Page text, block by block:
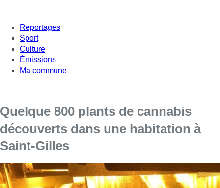
Reportages
Sport
Culture
Émissions
Ma commune
Quelque 800 plants de cannabis
découverts dans une habitation à
Saint-Gilles